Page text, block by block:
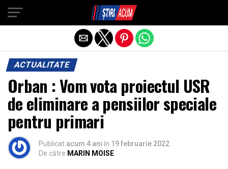
ACTUALITATE
Orban : Vom vota proiectul USR
de eliminare a pensiilor speciale
pentru primari
Publicat acum 4 ani în 19 februarie 2022
De către MARIN MOISE
Exit mobile version